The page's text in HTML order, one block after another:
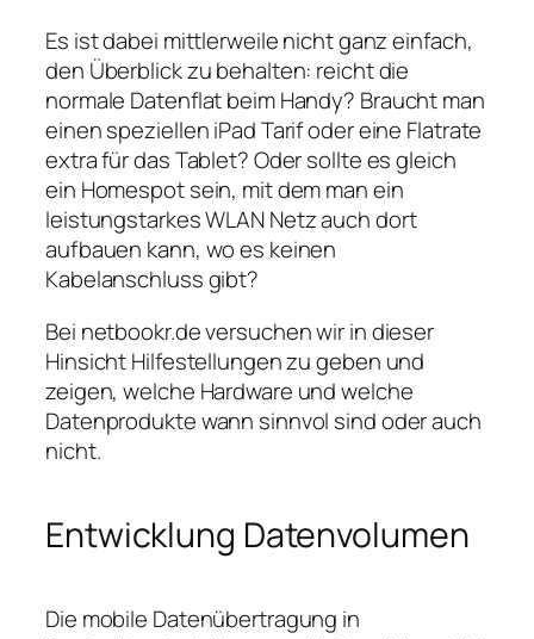
Es ist dabei mittlerweile nicht ganz einfach,
den Überblick zu behalten: reicht die
normale Datenflat beim Handy? Braucht man
einen speziellen iPad Tarif oder eine Flatrate
extra für das Tablet? Oder sollte es gleich
ein Homespot sein, mit dem man ein
leistungstarkes WLAN Netz auch dort
aufbauen kann, wo es keinen
Kabelanschluss gibt?
Bei netbookr.de versuchen wir in dieser
Hinsicht Hilfestellungen zu geben und
zeigen, welche Hardware und welche
Datenprodukte wann sinnvol sind oder auch
nicht.
Entwicklung Datenvolumen
Die mobile Datenübertragung in